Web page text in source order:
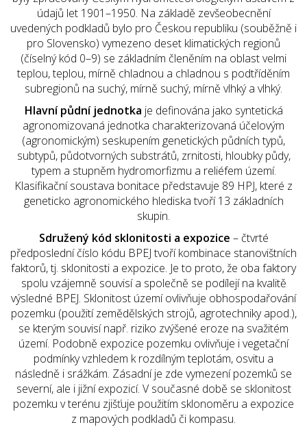
údajů let 1901–1950. Na základě zevšeobecnění
uvedených podkladů bylo pro Českou republiku (souběžně i
pro Slovensko) vymezeno deset klimatických regionů
(číselný kód 0–9) se základním členěním na oblast velmi
teplou, teplou, mírně chladnou a chladnou s podtříděním
subregionů na suchý, mírně suchý, mírně vlhký a vlhký.
Hlavní půdní jednotka je definována jako syntetická
agronomizovaná jednotka charakterizovaná účelovým
(agronomickým) seskupením genetických půdních typů,
subtypů, půdotvorných substrátů, zrnitosti, hloubky půdy,
typem a stupněm hydromorfizmu a reliéfem území.
Klasifikační soustava bonitace představuje 89 HPJ, které z
geneticko agronomického hlediska tvoří 13 základních
skupin.
Sdružený kód sklonitosti a expozice – čtvrté
předposlední číslo kódu BPEJ tvoří kombinace stanovištních
faktorů, tj. sklonitosti a expozice. Je to proto, že oba faktory
spolu vzájemně souvisí a společně se podílejí na kvalitě
výsledné BPEJ. Sklonitost území ovlivňuje obhospodařování
pozemku (použití zemědělských strojů, agrotechniky apod.),
se kterým souvisí např. riziko zvýšené eroze na svažitém
území. Podobně expozice pozemku ovlivňuje i vegetační
podmínky vzhledem k rozdílným teplotám, osvitu a
následně i srážkám. Zásadní je zde vymezení pozemků se
severní, ale i jižní expozicí. V současné době se sklonitost
pozemku v terénu zjišťuje použitím sklonoměru a expozice
z mapových podkladů či kompasu.